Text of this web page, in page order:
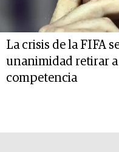
La crisis de la FIFA
unanimidad retirar a
competencia